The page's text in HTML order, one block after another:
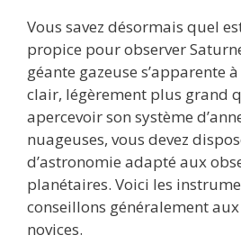
Vous savez désormais quel
propice pour observer
géante gazeuse s’apparente
clair, légèrement plus grand
apercevoir son système
nuageuses, vous devez
d’astronomie adapté aux
planétaires. Voici les
conseillons généralement
novices.